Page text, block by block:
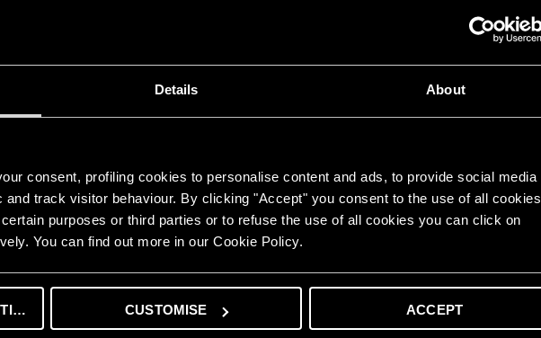
Details About
consent, profiling cookies to personalise content and ads, to provide social media
and track visitor behaviour. By clicking "Accept" you consent to the use of all cookies
purposes or third parties or to refuse the use of all cookies you can click on
You can find out more in our Cookie Policy.
CUSTOMISE ACCEPT